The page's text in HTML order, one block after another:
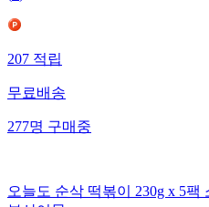
207적립
무료배송
277명구매중
오늘도 순삭 떡볶이 230g x 5팩